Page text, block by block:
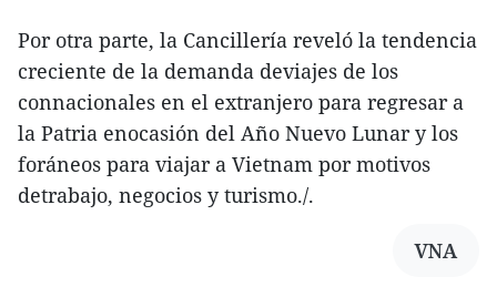
Por otra parte, la Cancillería reveló la tendencia
creciente de la demanda deviajes de los
connacionales en el extranjero para regresar a
la Patria enocasión del Año Nuevo Lunar y los
foráneos para viajar a Vietnam por motivos
detrabajo, negocios y turismo./.
VNA